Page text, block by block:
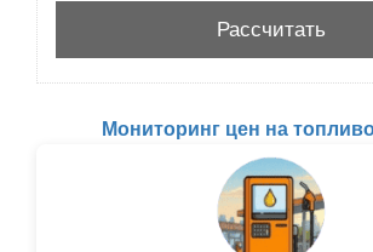
Мониторинг цен на